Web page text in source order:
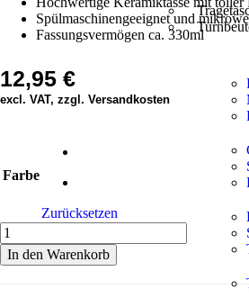
Spülmaschinengeeignet und
Fassungsvermögen ca. 330ml
12,95 €
excl. VAT, zzgl. Versandkosten
Farbe
Zurücksetzen
In den Warenkorb